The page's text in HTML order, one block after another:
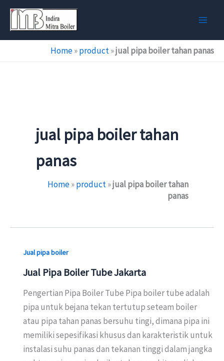
Skip
content
Home»product»jual pipa boiler tahan panas
jual pipa boiler tahan
panas
Home»product»jual pipa boiler tahan
panas
Jual pipa boiler
Jual Pipa Boiler Tube Jakarta
Pengertian Pipa Boiler Tube Pipa boiler tube adalah
pipa untuk bejana tekan tertutup seteam boiler
atau pipa tahan panas bersuhu tingi, dimana pipa ini
memiliki sepesifikasi khusus dan karakteristik untuk
instalasi suhu panas dan tekanan tinggi dalam jangka